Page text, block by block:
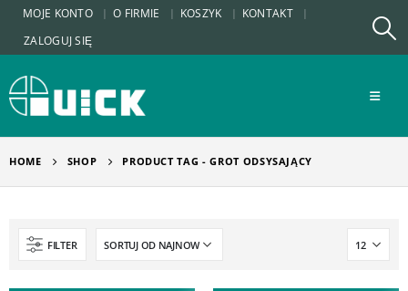
MOJE KONTO O FIRMIE KOSZYK
KONTAKT
ZALOGUJ SIĘ
HOME SHOP PRODUCT TAG -GROT ODSYSAJĄCY
FILTER